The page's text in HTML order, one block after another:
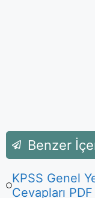
Benzer
KPSS Genel
Cevapları